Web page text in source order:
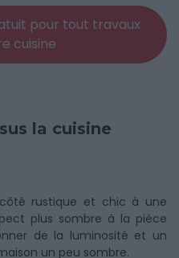
pour tout travaux
cuisine
la cuisine
rustique et chic à une
plus sombre à la pièce
de la luminosité et un
un peu sombre.